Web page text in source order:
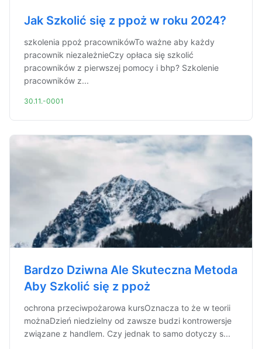
Jak Szkolić się z ppoż w roku 2024?
szkolenia ppoż pracownikówTo ważne aby każdy
pracownik niezależnieCzy opłaca się szkolić
pracowników z pierwszej pomocy i bhp? Szkolenie
pracowników z...
30.11.-0001
Bardzo Dziwna Ale Skuteczna Metoda
Aby Szkolić się z ppoż
ochrona przeciwpożarowa kursOznacza to że w teorii
możnaDzień niedzielny od zawsze budzi kontrowersje
związane z handlem. Czy jednak to samo dotyczy s...